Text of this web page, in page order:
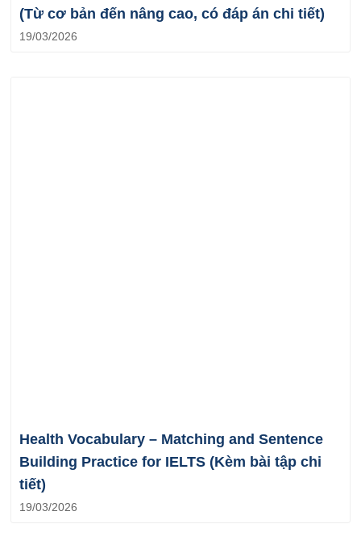
(Từ cơ bản đến nâng cao, có đáp án chi tiết)
19/03/2026
Health Vocabulary – Matching and Sentence
Building Practice for IELTS (Kèm bài tập chi
tiết)
19/03/2026